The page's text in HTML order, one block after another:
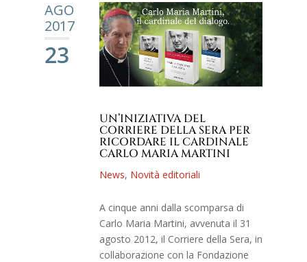
AGO
2017
23
UN’INIZIATIVA DEL
CORRIERE DELLA SERA PER
RICORDARE IL CARDINALE
CARLO MARIA MARTINI
News, Novità editoriali
A cinque anni dalla scomparsa di
Carlo Maria Martini, avvenuta il 31
agosto 2012, il Corriere della Sera, in
collaborazione con la Fondazione